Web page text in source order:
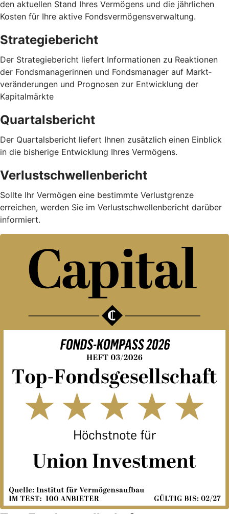
den aktuellen Stand Ihres Vermögens und die jährlichen
Kosten für Ihre aktive Fondsvermögensverwaltung.
Strategiebericht
Der Strategiebericht liefert Informationen zu Reaktionen
der Fondsmanagerinnen und Fondsmanager auf Markt­
veränderungen und Prognosen zur Entwicklung der
Kapitalmärkte
Quartalsbericht
Der Quartalsbericht liefert Ihnen zusätzlich einen Einblick
in die bisherige Entwicklung Ihres Vermögens.
Verlustschwellenbericht
Sollte Ihr Vermögen eine bestimmte Verlustgrenze
erreichen, werden Sie im Verlustschwellenbericht darüber
informiert.